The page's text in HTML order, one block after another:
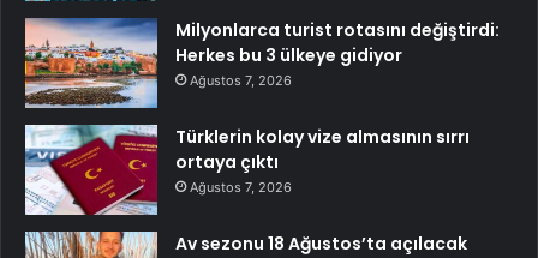
Milyonlarca turist rotasını değiştirdi:
Herkes bu 3 ülkeye gidiyor
Ağustos 7, 2026
Türklerin kolay vize almasının sırrı
ortaya çıktı
Ağustos 7, 2026
Av sezonu 18 Ağustos’ta açılacak